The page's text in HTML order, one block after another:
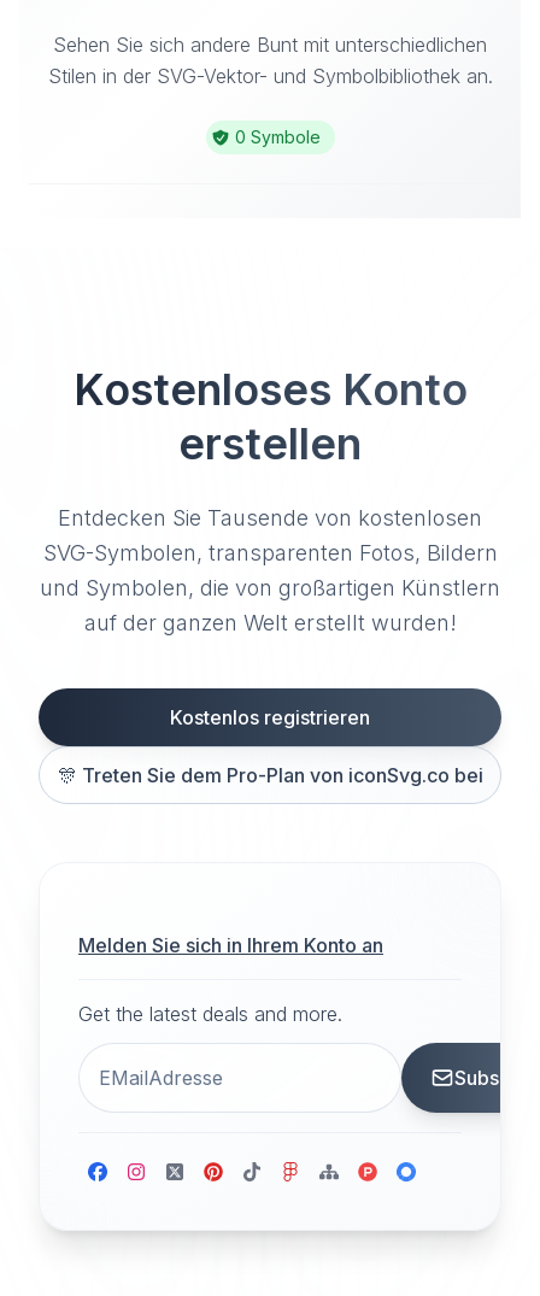
Sehen Sie sich andere Bunt mit unterschiedlichen
Stilen in der SVG-Vektor- und Symbolbibliothek an.
0 Symbole
Kostenloses Konto
erstellen
Entdecken Sie Tausende von kostenlosen
SVG-Symbolen, transparenten Fotos, Bildern
und Symbolen, die von großartigen Künstlern
auf der ganzen Welt erstellt wurden!
Kostenlos registrieren
🎊 Treten Sie dem Pro-Plan von iconSvg.co bei
Melden Sie sich in Ihrem Konto an
Get the latest deals and more.